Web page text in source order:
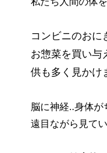
コンビニのおに
お惣菜を買い与
供も多く見かけ
脳に神経‥身体が
遠目ながら見て